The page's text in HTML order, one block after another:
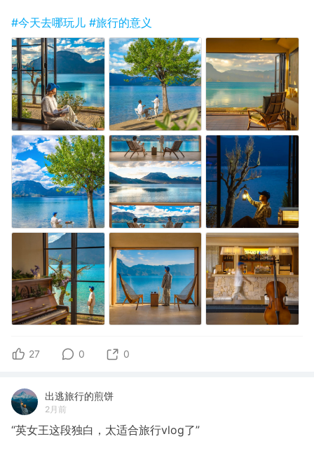
#今天去哪玩儿 #旅行的意义
27 0 0
出逃旅行的煎饼
2月前
“英女王这段独白，太适合旅行vlog了”